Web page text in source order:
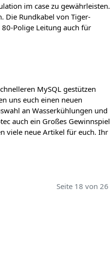
im case zu gewährleisten.
Die Rundkabel von Tiger-
Polige Leitung auch für
MySQL gestützen
uns euch einen neuen
an Wasserkühlungen und
auch ein Großes Gewinnspiel
viele neue Artikel für euch. Ihr
Seite 18 von 26